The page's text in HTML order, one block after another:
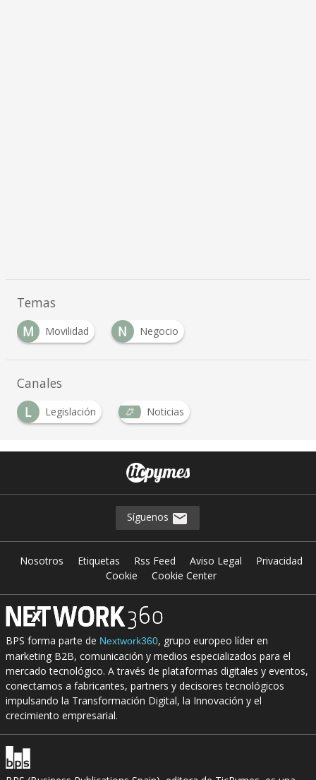
Temas
M
Movilidad N Negocio
Canales
L
Legislación Noticias
Síguenos
Nosotros Etiquetas Rss Feed Aviso Legal
Privacidad
Cookie
Cookie Center
BPS forma parte de Nextwork360, grupo europeo líder en
marketing B2B, comunicación y medios especializados para el
mercado tecnológico. A través de plataformas digitales y eventos,
conectamos a fabricantes, partners y decisores tecnológicos
impulsando la Transformación Digital, la Innovación y el
crecimiento empresarial.